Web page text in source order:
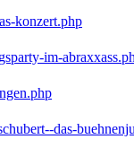
konzert.php
im-
das-